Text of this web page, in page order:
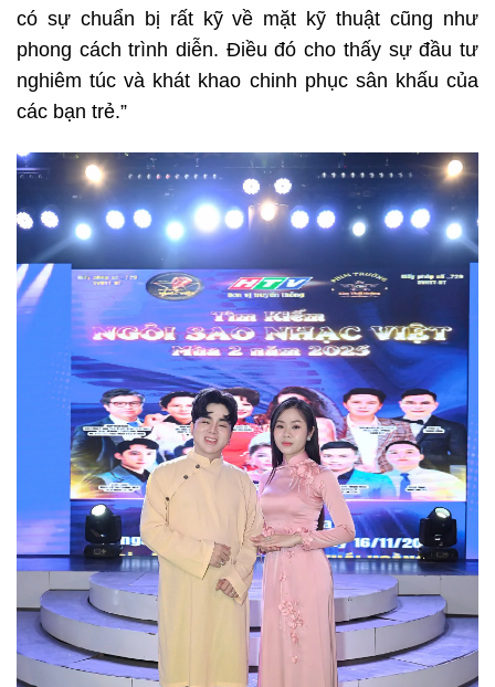
có sự chuẩn bị rất kỹ về mặt kỹ thuật cũng như
phong cách trình diễn. Điều đó cho thấy sự đầu tư
nghiêm túc và khát khao chinh phục sân khấu của
các bạn trẻ.”